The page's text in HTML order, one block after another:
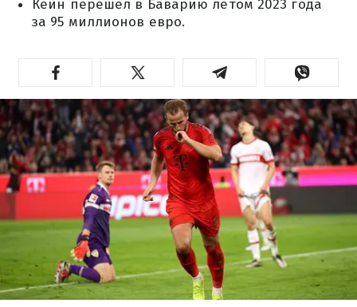
Кейн перешел в Баварию летом 2023 года
за 95 миллионов евро.